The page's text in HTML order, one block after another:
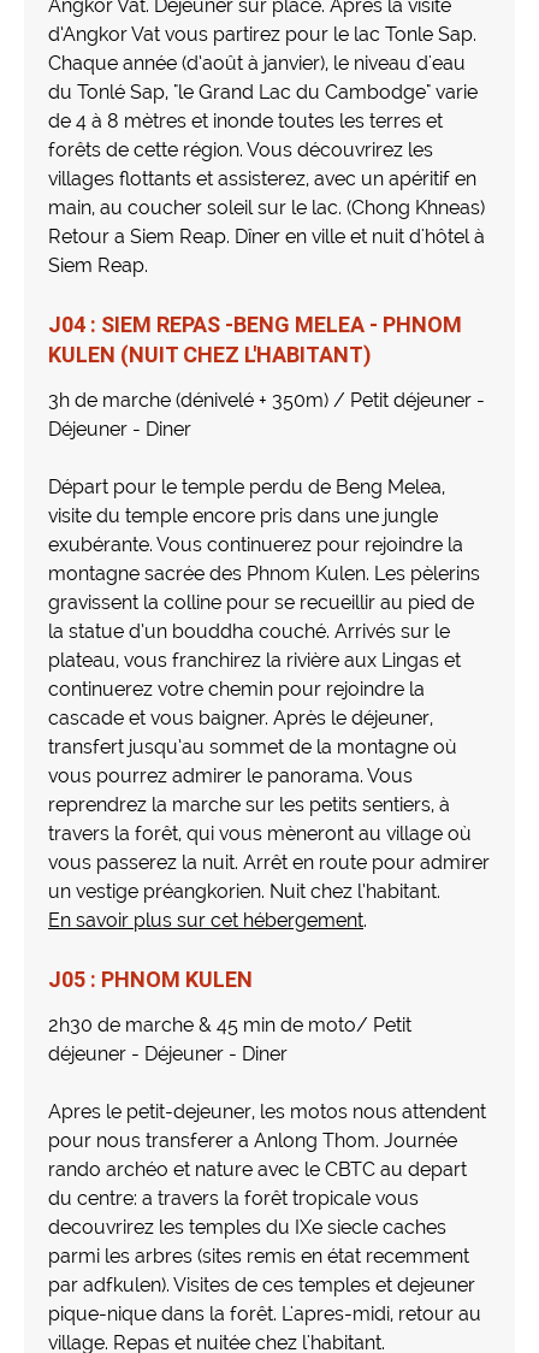
Angkor Vat. Déjeuner sur place. Après la visite
d’Angkor Vat vous partirez pour le lac Tonle Sap.
Chaque année (d’août à janvier), le niveau d'eau
du Tonlé Sap, "le Grand Lac du Cambodge" varie
de 4 à 8 mètres et inonde toutes les terres et
forêts de cette région. Vous découvrirez les
villages flottants et assisterez, avec un apéritif en
main, au coucher soleil sur le lac. (Chong Khneas)
Retour a Siem Reap. Dîner en ville et nuit d'hôtel à
Siem Reap.
J04 : SIEM REPAS -BENG MELEA - PHNOM
KULEN (NUIT CHEZ L'HABITANT)
3h de marche (dénivelé + 350m) / Petit déjeuner -
Déjeuner - Diner
Départ pour le temple perdu de Beng Melea,
visite du temple encore pris dans une jungle
exubérante. Vous continuerez pour rejoindre la
montagne sacrée des Phnom Kulen. Les pèlerins
gravissent la colline pour se recueillir au pied de
la statue d’un bouddha couché. Arrivés sur le
plateau, vous franchirez la rivière aux Lingas et
continuerez votre chemin pour rejoindre la
cascade et vous baigner. Après le déjeuner,
transfert jusqu’au sommet de la montagne où
vous pourrez admirer le panorama. Vous
reprendrez la marche sur les petits sentiers, à
travers la forêt, qui vous mèneront au village où
vous passerez la nuit. Arrêt en route pour admirer
un vestige préangkorien. Nuit chez l’habitant.
En savoir plus sur cet hébergement.
J05 : PHNOM KULEN
2h30 de marche & 45 min de moto/ Petit
déjeuner - Déjeuner - Diner
Apres le petit-dejeuner, les motos nous attendent
pour nous transferer a Anlong Thom. Journée
rando archéo et nature avec le CBTC au depart
du centre: a travers la forêt tropicale vous
decouvrirez les temples du IXe siecle caches
parmi les arbres (sites remis en état recemment
par adfkulen). Visites de ces temples et dejeuner
pique-nique dans la forêt. L'apres-midi, retour au
village. Repas et nuitée chez l'habitant.